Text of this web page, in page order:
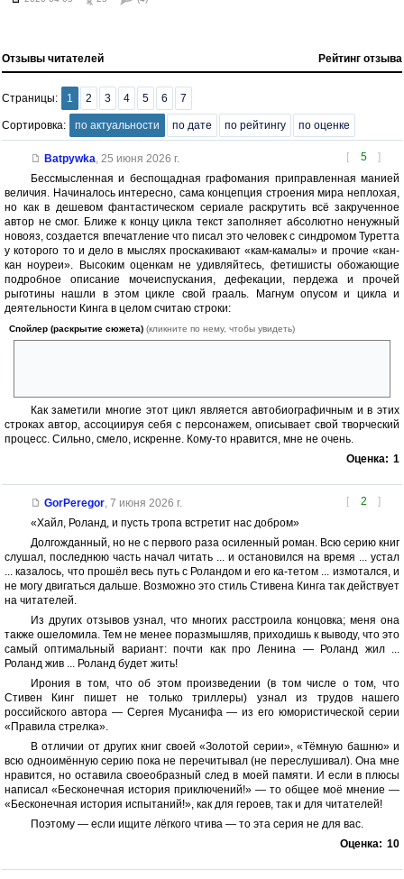
Отзывы читателей Рейтинг отзыва
Страницы: 1 2 3 4 5 6 7
Сортировка: по актуальности по дате по рейтингу по оценке
[ 5 ]
Batpywka, 25 июня 2026 г.
Бессмысленная и беспощадная графомания приправленная манией
величия. Начиналось интересно, сама концепция строения мира неплохая,
но как в дешевом фантастическом сериале раскрутить всё закрученное
автор не смог. Ближе к концу цикла текст заполняет абсолютно ненужный
новояз, создается впечатление что писал это человек с синдромом Туретта
у которого то и дело в мыслях проскакивают «кам-камалы» и прочие «кан-
кан ноуреи». Высоким оценкам не удивляйтесь, фетишисты обожающие
подробное описание мочеиспускания, дефекации, пердежа и прочей
рыготины нашли в этом цикле свой грааль. Магнум опусом и цикла и
деятельности Кинга в целом считаю строки:
Спойлер (раскрытие сюжета) (кликните по нему, чтобы увидеть)
Как заметили многие этот цикл является автобиографичным и в этих
строках автор, ассоциируя себя с персонажем, описывает свой творческий
процесс. Сильно, смело, искренне. Кому-то нравится, мне не очень.
Оценка: 1
[ 2 ]
GorPeregor, 7 июня 2026 г.
«Хайл, Роланд, и пусть тропа встретит нас добром»
Долгожданный, но не с первого раза осиленный роман. Всю серию книг
слушал, последнюю часть начал читать ... и остановился на время ... устал
... казалось, что прошёл весь путь с Роландом и его ка-тетом ... измотался, и
не могу двигаться дальше. Возможно это стиль Стивена Кинга так действует
на читателей.
Из других отзывов узнал, что многих расстроила концовка; меня она
также ошеломила. Тем не менее поразмышляв, приходишь к выводу, что это
самый оптимальный вариант: почти как про Ленина — Роланд жил ...
Роланд жив ... Роланд будет жить!
Ирония в том, что об этом произведении (в том числе о том, что
Стивен Кинг пишет не только триллеры) узнал из трудов нашего
российского автора — Сергея Мусанифа — из его юмористической серии
«Правила стрелка».
В отличии от других книг своей «Золотой серии», «Тёмную башню» и
всю одноимённую серию пока не перечитывал (не переслушивал). Она мне
нравится, но оставила своеобразный след в моей памяти. И если в плюсы
написал «Бесконечная история приключений!» — то общее моё мнение —
«Бесконечная история испытаний!», как для героев, так и для читателей!
Поэтому — если ищите лёгкого чтива — то эта серия не для вас.
Оценка: 10